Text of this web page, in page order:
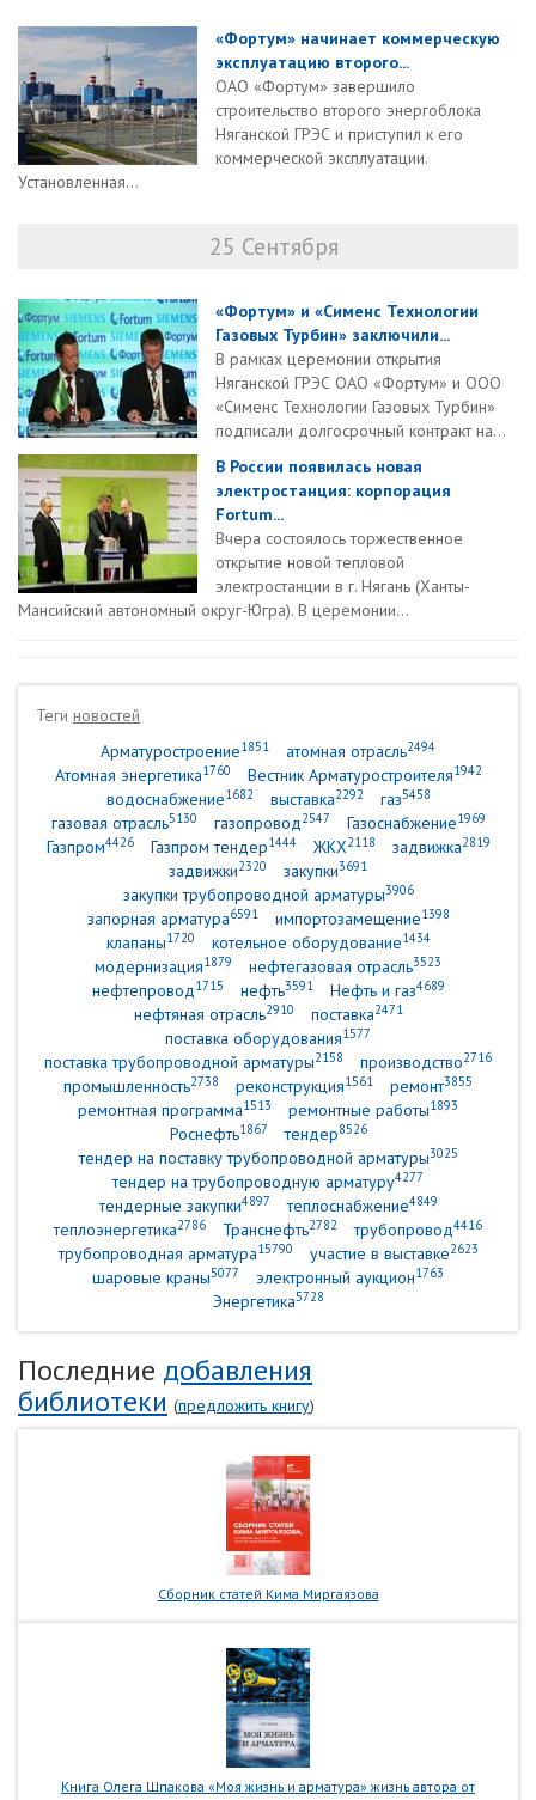
«Фортум» начинает коммерческую
эксплуатацию второго...
ОАО «Фортум» завершило
строительство второго энергоблока
Няганской ГРЭС и приступил к его
коммерческой эксплуатации.
Установленная...
25 Сентября
«Фортум» и «Сименс Технологии
Газовых Турбин» заключили...
В рамках церемонии открытия
Няганской ГРЭС ОАО «Фортум» и ООО
«Сименс Технологии Газовых Турбин»
подпиcали долгосрочный контракт на...
В России появилась новая
электростанция: корпорация
Fortum...
Вчера состоялось торжественное
открытие новой тепловой
электростанции в г. Нягань (Ханты-
Мансийский автономный округ-Югра). В церемонии...
Теги новостей
Арматуростроение1851 атомная отрасль2494
Атомная энергетика1760 Вестник Арматуростроителя1942
водоснабжение1682 выставка2292 газ5458
газовая отрасль5130 газопровод2547 Газоснабжение1969
Газпром4426 Газпром тендер1444 ЖКХ2118 задвижка2819
задвижки2320 закупки3691
закупки трубопроводной арматуры3906
запорная арматура6591 импортозамещение1398
клапаны1720 котельное оборудование1434
модернизация1879 нефтегазовая отрасль3523
нефтепровод1715 нефть3591 Нефть и газ4689
нефтяная отрасль2910 поставка2471
поставка оборудования1577
поставка трубопроводной арматуры2158 производство2716
промышленность2738 реконструкция1561 ремонт3855
ремонтная программа1513 ремонтные работы1893
Роснефть1867 тендер8526
тендер на поставку трубопроводной арматуры3025
тендер на трубопроводную арматуру4277
тендерные закупки4897 теплоснабжение4849
теплоэнергетика2786 Транснефть2782 трубопровод4416
трубопроводная арматура15790 участие в выставке2623
шаровые краны5077 электронный аукцион1763
Энергетика5728
Последние добавления
библиотеки (предложить книгу)
Сборник статей Кима Миргаязова
Книга Олега Шпакова «Моя жизнь и арматура» жизнь автора от